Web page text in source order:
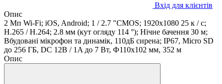
Вхід для клієнтів
Опис
2 Мп Wi-Fi; iOS, Android; 1 / 2.7 "CMOS; 1920х1080 25 к / с;
H.265 / H.264; 2.8 мм (кут огляду 114 °); Нічне бачення 30 м;
Вбудовані мікрофон та динамік, 110дБ сирена; IP67, Micro SD
до 256 ГБ, DC 12В / 1A до 7 Вт, Ф110x102 мм, 352 м
Опис